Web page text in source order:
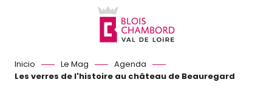
Inicio Le Mag
Agenda
Les verres de l'histoire au château de Beauregard